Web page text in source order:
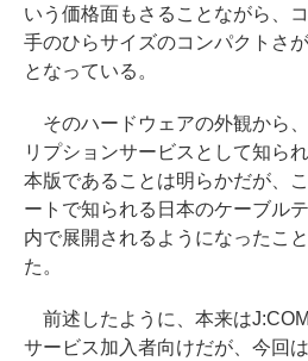
いう価格面もさることながら、
手のひらサイズのコンパクトさ
となっている。
そのハードウェアの外観から
リプションサービスとして知ら
本版であることは明らかだが、
ートで知られる日本のケーブル
内で展開されるようになったこ
た。
前述したように、本来は
サービス加入者向けだが、今回